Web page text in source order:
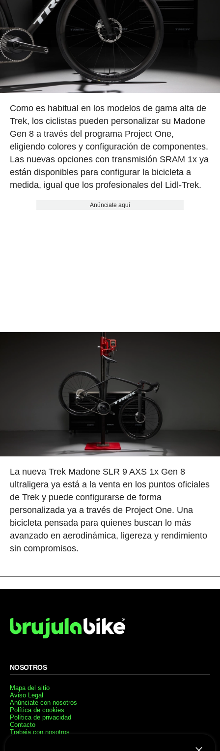
Como es habitual en los modelos de gama alta de
Trek, los ciclistas pueden personalizar su Madone
Gen 8 a través del programa Project One,
eligiendo colores y configuración de componentes.
Las nuevas opciones con transmisión SRAM 1x ya
están disponibles para configurar la bicicleta a
medida, igual que los profesionales del Lidl-Trek.
Anúnciate aquí
La nueva Trek Madone SLR 9 AXS 1x Gen 8
ultraligera ya está a la venta en los puntos oficiales
de Trek y puede configurarse de forma
personalizada ya a través de Project One. Una
bicicleta pensada para quienes buscan lo más
avanzado en aerodinámica, ligereza y rendimiento
sin compromisos.
NOSOTROS
Mapa del sitio
Aviso Legal
Anúnciate con nosotros
Política de cookies
Política de privacidad
Contacto
Trabaja con nosotros